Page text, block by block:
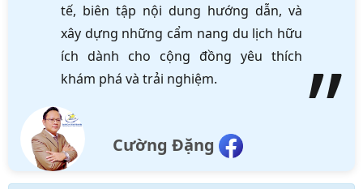
tế, biên tập nội dung hướng dẫn, và
xây dựng những cẩm nang du lịch hữu
ích dành cho cộng đồng yêu thích
khám phá và trải nghiệm.
Cường Đặng